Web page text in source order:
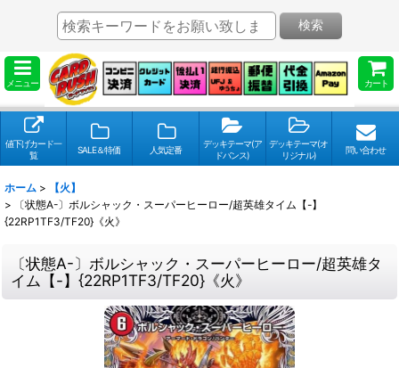
メニュー カート
検索
値下げカード一
覧
SALE＆特価 人気定番
デッキテーマ(ア
ドバンス)
デッキテーマ(オ
リジナル)
問い合わせ
ホーム >
【火】
>
〔状態A-〕ボルシャック・スーパーヒーロー/超英雄タイム【-】
{22RP1TF3/TF20}《火》
〔状態A-〕ボルシャック・スーパーヒーロー/超英雄タ
イム【-】{22RP1TF3/TF20}《火》